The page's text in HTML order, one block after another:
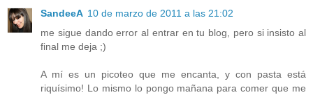
SandeeA 10 de marzo de 2011 a las 21:02
me sigue dando error al entrar en tu blog, pero si insisto al
final me deja ;)
A mí es un picoteo que me encanta, y con pasta está
riquísimo! Lo mismo lo pongo mañana para comer que me